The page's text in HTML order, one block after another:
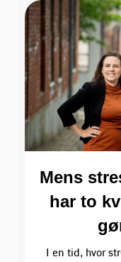
Mens
har to
I en tid, hvor